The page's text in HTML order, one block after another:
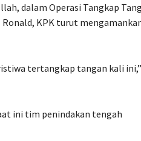
dalam Operasi Tangkap
Ronald, KPK turut
tertangkap tangan kali ini,”
ini tim penindakan tengah